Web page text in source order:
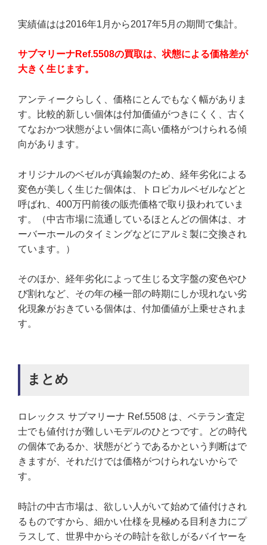
実績値はは2016年1月から2017年5月の期間で集計。
サブマリーナRef.5508の買取は、状態による価格差が
大きく生じます。
アンティークらしく、価格にとんでもなく幅がありま
す。比較的新しい個体は付加価値がつきにくく、古く
てなおかつ状態がよい個体に高い価格がつけられる傾
向があります。
オリジナルのベゼルが真鍮製のため、経年劣化による
変色が美しく生じた個体は、トロピカルベゼルなどと
呼ばれ、400万円前後の販売価格で取り扱われていま
す。（中古市場に流通しているほとんどの個体は、オ
ーバーホールのタイミングなどにアルミ製に交換され
ています。）
そのほか、経年劣化によって生じる文字盤の変色やひ
び割れなど、その年の極一部の時期にしか現れない劣
化現象がおきている個体は、付加価値が上乗せされま
す。
まとめ
ロレックス サブマリーナ Ref.5508 は、ベテラン査定
士でも値付けが難しいモデルのひとつです。どの時代
の個体であるか、状態がどうであるかという判断はで
きますが、それだけでは価格がつけられないからで
す。
時計の中古市場は、欲しい人がいて始めて値付けされ
るものですから、細かい仕様を見極める目利き力にプ
ラスして、世界中からその時計を欲しがるバイヤーを